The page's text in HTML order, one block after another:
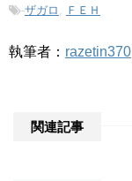
-ザガロ , ＦＥＨ
執筆者： razetin370
関連記事